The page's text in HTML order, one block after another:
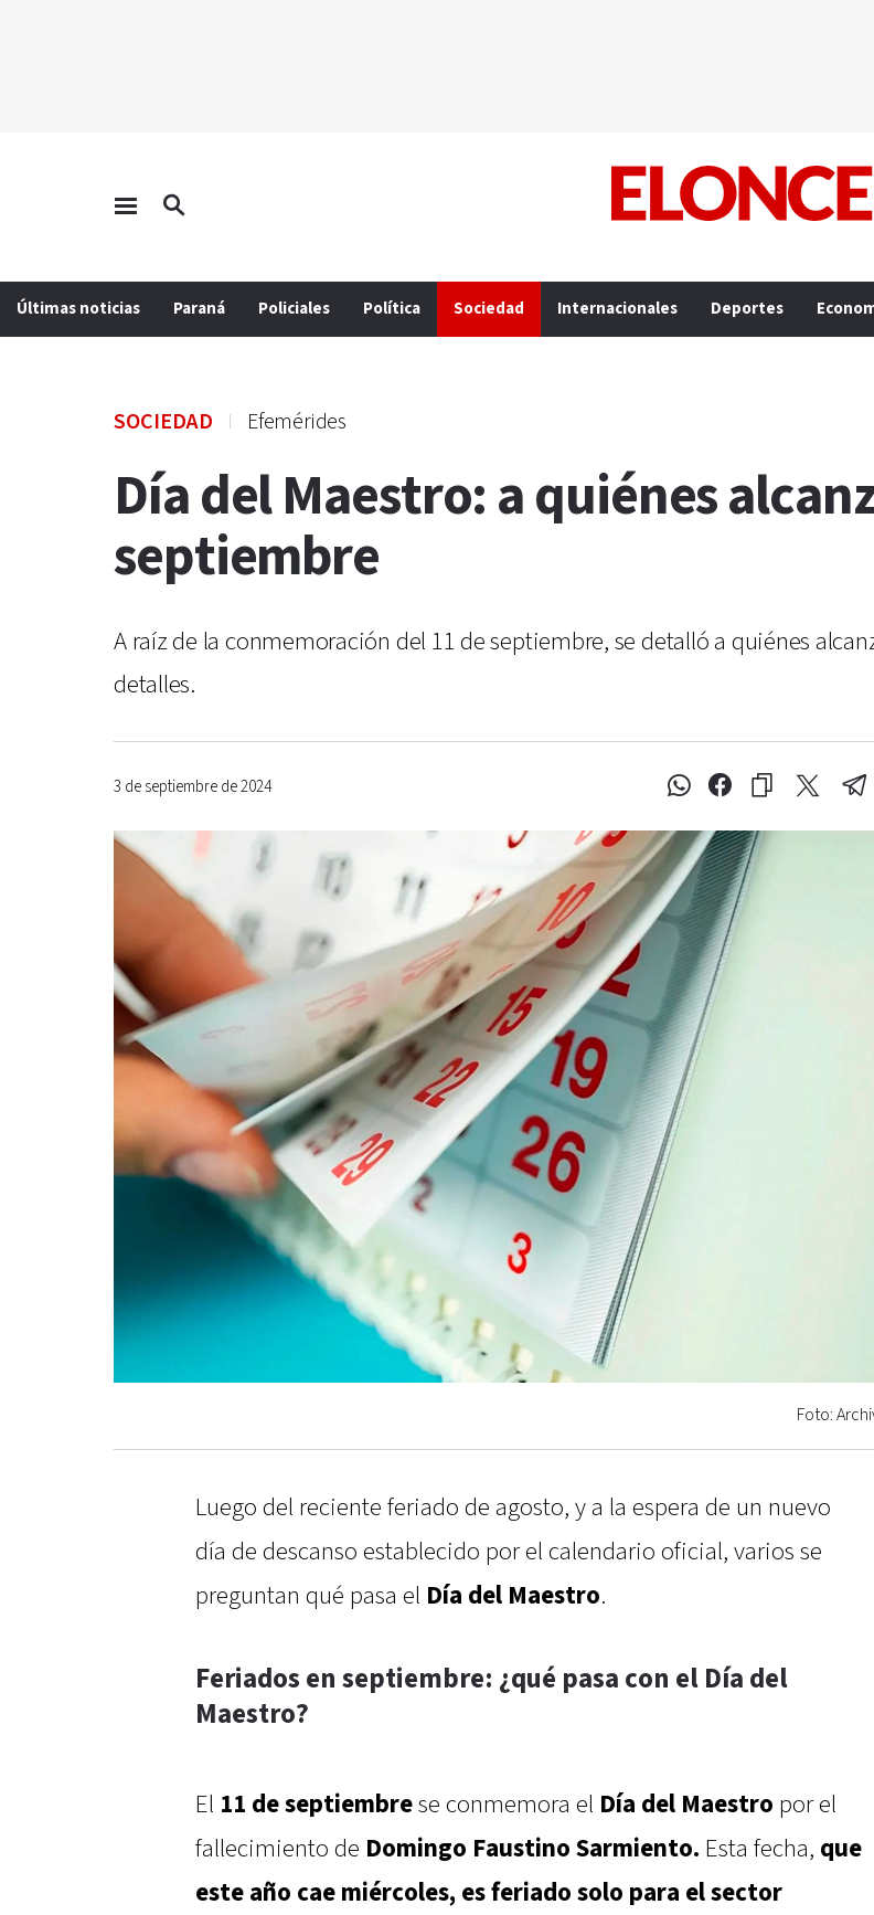
Últimas noticias Paraná Policiales Política Sociedad Internacionales Deportes
SOCIEDAD Efemérides
Día del Maestro: a quiénes
septiembre
A raíz de la conmemoración del 11 de septiembre, se detalló a quiénes
detalles.
3 de septiembre de 2024
Foto:
Luego del reciente feriado de agosto, y a la espera de un nuevo
día de descanso establecido por el calendario oficial, varios se
preguntan qué pasa el Día del Maestro.
Feriados en septiembre: ¿qué pasa con el Día del
Maestro?
El 11 deseptiembrese conmemora el Día del Maestro por el
fallecimiento de Domingo Faustino Sarmiento. Esta fecha, que
este año cae miércoles, es feriado solo para el sector